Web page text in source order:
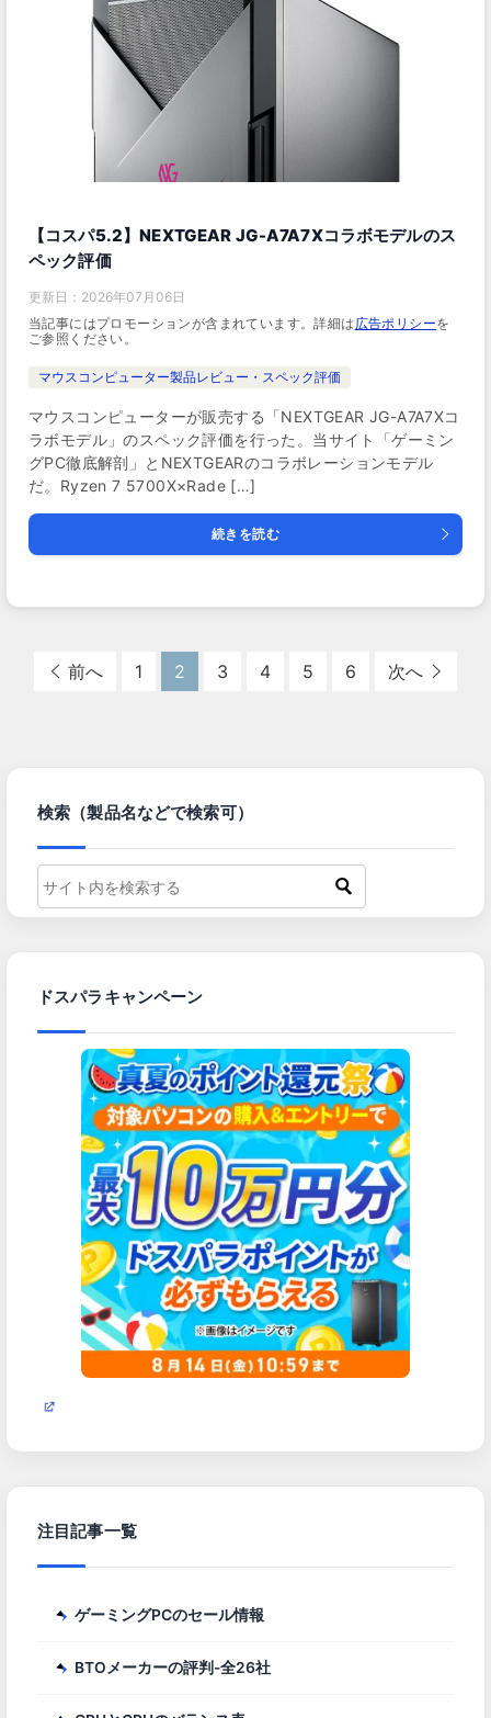
【コスパ5.2】NEXTGEAR JG-A7A7Xコラボモデルのス
ペック評価
更新日： 2026年07月06日
当記事にはプロモーションが含まれています。詳細は 広告ポリシーを
ご参照ください。
マウスコンピューター製品レビュー・スペック評価
マウスコンピューターが販売する「NEXTGEAR JG-A7A7Xコ
ラボモデル」のスペック評価を行った。当サイト「ゲーミン
グPC徹底解剖」とNEXTGEARのコラボレーションモデル
だ。Ryzen 7 5700X×Rade […]
続きを読む
前へ 1 2 3 4 5 6 次へ
検索（製品名などで検索可）
ドスパラキャンペーン
注目記事一覧
ゲーミングPCのセール情報
BTOメーカーの評判-全26社